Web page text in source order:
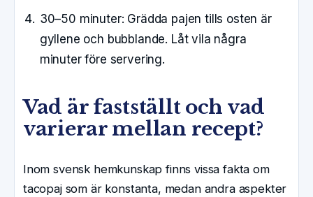
30–50 minuter: Grädda pajen tills osten är
gyllene och bubblande. Låt vila några
minuter före servering.
Vad är fastställt och vad
varierar mellan recept?
Inom svensk hemkunskap finns vissa fakta om
tacopaj som är konstanta, medan andra aspekter